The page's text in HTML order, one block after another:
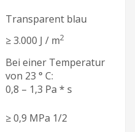
Transparent blau
≥ 3.000 J / m2
Bei einer Temperatur
von 23 ° C:
0,8 – 1,3 Pa * s
≥ 0,9 MPa 1/2